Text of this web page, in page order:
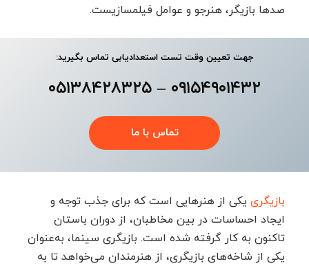
صدها بازیگر، هنرجو و عوامل فیلمسازیست.
جهت تعیین وقت تست استعدادیابی تماس بگیرید:
۰۹۱۵۴۹۰۱۴۳۲ – ۰۵۱۳۸۴۲۸۳۲۵
تماس با ما
بازیگری یکی از هنرهایی است که برای جذب توجه و
ایجاد احساسات در بین مخاطبان، از دوران باستان
تاکنون به کار گرفته شده است. بازیگری سینما، به‌عنوان
یکی از شاخه‌های بازیگری، از هنرمندان می‌خواهد تا به